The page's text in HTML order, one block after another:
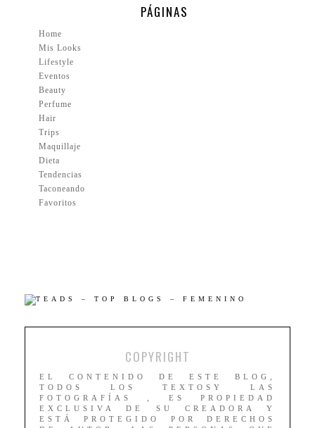
PÁGINAS
Home
Mis Looks
Lifestyle
Eventos
Beauty
Perfume
Hair
Trips
Maquillaje
Dieta
Tendencias
Taconeando
Favoritos
COPYRIGHT
EL CONTENIDO DE ESTE BLOG,
TODOS LOS TEXTOSY LAS
FOTOGRAFÍAS , ES PROPIEDAD
EXCLUSIVA DE SU CREADORA Y
ESTÁ PROTEGIDO POR DERECHOS